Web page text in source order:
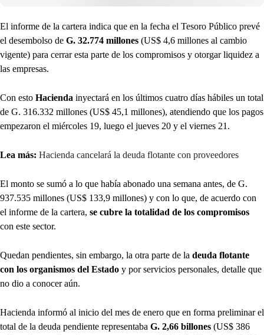
El informe de la cartera indica que en la fecha el Tesoro Público prevé
el desembolso de G. 32.774 millones (US$ 4,6 millones al cambio
vigente) para cerrar esta parte de los compromisos y otorgar liquidez a
las empresas.
Con esto Hacienda inyectará en los últimos cuatro días hábiles un total
de G. 316.332 millones (US$ 45,1 millones), atendiendo que los pagos
empezaron el miércoles 19, luego el jueves 20 y el viernes 21.
Lea más: Hacienda cancelará la deuda flotante con proveedores
El monto se sumó a lo que había abonado una semana antes, de G.
937.535 millones (US$ 133,9 millones) y con lo que, de acuerdo con
el informe de la cartera, se cubre la totalidad de los compromisos
con este sector.
Quedan pendientes, sin embargo, la otra parte de la deuda flotante
con los organismos del Estado y por servicios personales, detalle que
no dio a conocer aún.
Hacienda informó al inicio del mes de enero que en forma preliminar el
total de la deuda pendiente representaba G. 2,66 billones (US$ 386